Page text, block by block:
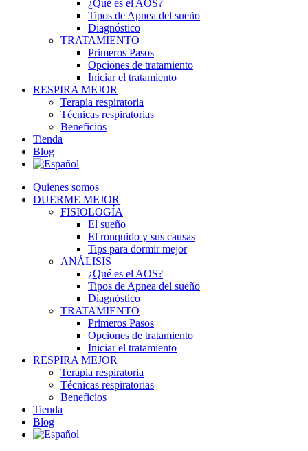
¿Qué es el AOS?
Tipos de Apnea del sueño
Diagnóstico
TRATAMIENTO
Primeros Pasos
Opciones de tratamiento
Iniciar el tratamiento
RESPIRA MEJOR
Terapia respiratoria
Técnicas respiratorias
Beneficios
Tienda
Blog
Quienes somos
DUERME MEJOR
FISIOLOGÍA
El sueño
El ronquido y sus causas
Tips para dormir mejor
ANÁLISIS
¿Qué es el AOS?
Tipos de Apnea del sueño
Diagnóstico
TRATAMIENTO
Primeros Pasos
Opciones de tratamiento
Iniciar el tratamiento
RESPIRA MEJOR
Terapia respiratoria
Técnicas respiratorias
Beneficios
Tienda
Blog